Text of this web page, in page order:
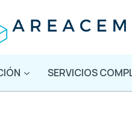
SERVICIOS